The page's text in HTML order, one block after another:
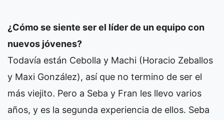
¿Cómo se siente ser el líder de un equipo con
nuevos jóvenes?
Todavía están Cebolla y Machi (Horacio Zeballos
y Maxi González), así que no termino de ser el
más viejito. Pero a Seba y Fran les llevo varios
años, y es la segunda experiencia de ellos. Seba